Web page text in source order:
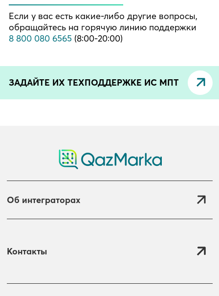
Если у вас есть какие-либо другие вопросы,
обращайтесь на горячую линию поддержки
8 800 080 6565 (8:00-20:00)
ЗАДАЙТЕ ИХ ТЕХПОДДЕРЖКЕ ИС МПТ
Об интеграторах
Контакты